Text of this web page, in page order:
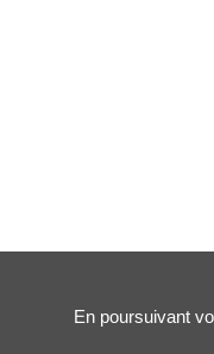
En poursuivant